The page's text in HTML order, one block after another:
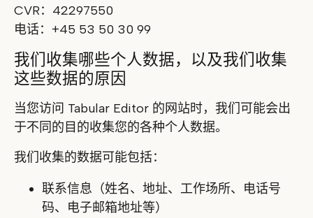
CVR：42297550
电话：+45 53 50 30 99
我们收集哪些个人数据，以及我们收集
这些数据的原因
当您访问 Tabular Editor 的网站时，我们可能会出
于不同的目的收集您的各种个人数据。
我们收集的数据可能包括：
联系信息（姓名、地址、工作场所、电话号
码、电子邮箱地址等）